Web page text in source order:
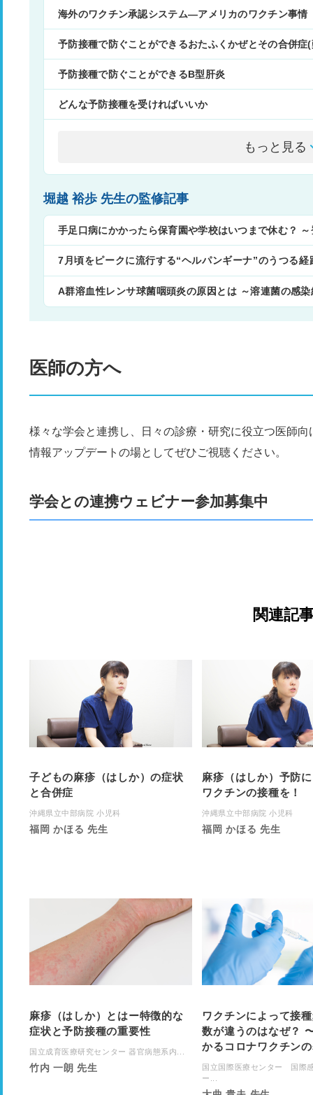
海外のワクチン承認システム―アメリカのワクチン事情
予防接種で防ぐことができるおたふくかぜとその合併症
予防接種で防ぐことができるB型肝炎
どんな予防接種を受ければいいか
もっと見る
堀越 裕歩 先生の監修記事
手足口病にかかったら保育園や学校はいつまで休む？
7月頃をピークに流行する“ヘルパンギーナ”のうつる
A群溶血性レンサ球菌咽頭炎の原因とは ～溶連菌の感
医師の方へ
様々な学会と連携し、日々の診療・研究に役立つ医師
情報アップデートの場としてぜひご視聴ください。
学会との連携ウェビナー参加募集中
関連記
子どもの麻疹（はしか）の症状
と合併症
沖縄県立中部病院 小児科
福岡 かほる 先生
麻疹（はしか）予防
ワクチンの接種を！
沖縄県立中部病院 小児科
福岡 かほる 先生
麻疹（はしか）とはー特徴的な
症状と予防接種の重要性
国立成育医療研究センター 器官病態系内...
竹内 一朗 先生
ワクチンによって接
数が違うのはなぜ？
かるコロナワクチン
国立国際医療センター 国際
ー...